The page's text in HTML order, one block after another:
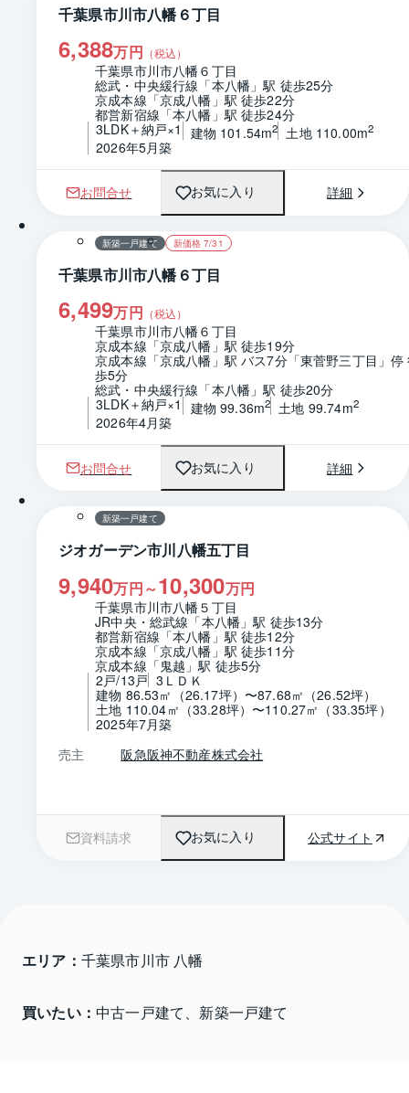
千葉県市川市八幡６丁目
6,388万円 （税込）
千葉県市川市八幡６丁目
総武・中央緩行線「本八幡」駅 徒歩25分
京成本線「京成八幡」駅 徒歩22分
都営新宿線「本八幡」駅 徒歩24分
3LDK＋納戸×1
建物 101.54m2 土地 110.00m2
2026年5月築
お問合せ お気に入り 詳細
1 / 0 間取り
新築一戸建て 新価格 7/31
千葉県市川市八幡６丁目
6,499万円 （税込）
千葉県市川市八幡６丁目
京成本線「京成八幡」駅 徒歩19分
京成本線「京成八幡」駅 バス7分「東菅野三丁目」停
歩5分
総武・中央緩行線「本八幡」駅 徒歩20分
3LDK＋納戸×1
建物 99.36m2 土地 99.74m2
2026年4月築
お問合せ お気に入り 詳細
新築一戸建て
ジオガーデン市川八幡五丁目
9,940万円～10,300万円
千葉県市川市八幡５丁目
JR中央・総武線「本八幡」駅 徒歩13分
都営新宿線「本八幡」駅 徒歩12分
京成本線「京成八幡」駅 徒歩11分
京成本線「鬼越」駅 徒歩5分
2戸/13戸 3ＬＤＫ
建物 86.53㎡（26.17坪）〜87.68㎡（26.52坪）
土地 110.04㎡（33.28坪）〜110.27㎡（33.35坪）
2025年7月築
売主
阪急阪神不動産株式会社
資料請求 お気に入り 公式サイト
エリア： 千葉県市川市 八幡
買いたい： 中古一戸建て、新築一戸建て